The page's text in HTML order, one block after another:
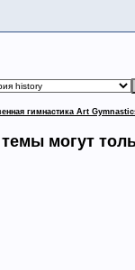
гимнастика Art
могут